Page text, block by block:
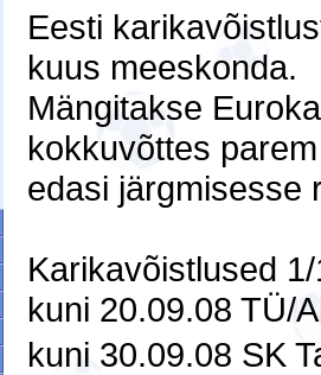
Eesti
kuus meeskonda.
Mängitakse
kokkuvõttes
edasi järgmisesse
Karikavõistlused
kuni 20.09.08 TÜ/
kuni 30.09.08 SK